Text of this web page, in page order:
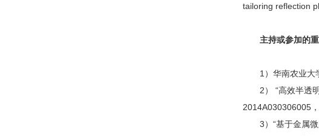
tailoring reflection
主持或参加的重
1）华南农业大学
2） “高效半透明
2014A030306005，
3）“基于金属微